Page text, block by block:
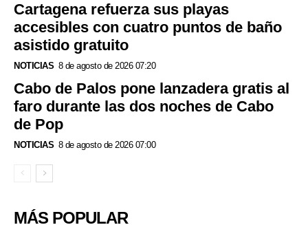
Cartagena refuerza sus playas
accesibles con cuatro puntos de baño
asistido gratuito
NOTICIAS 8 de agosto de 2026 07:20
Cabo de Palos pone lanzadera gratis al
faro durante las dos noches de Cabo
de Pop
NOTICIAS 8 de agosto de 2026 07:00
MÁS POPULAR